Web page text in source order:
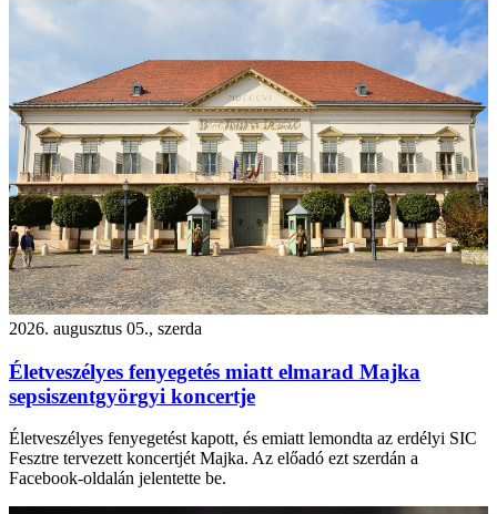
2026. augusztus 05., szerda
Életveszélyes fenyegetés miatt elmarad Majka
sepsiszentgyörgyi koncertje
Életveszélyes fenyegetést kapott, és emiatt lemondta az erdélyi SIC
Fesztre tervezett koncertjét Majka. Az előadó ezt szerdán a
Facebook-oldalán jelentette be.